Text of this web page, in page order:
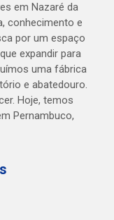
em Nazaré da
conhecimento e
por um espaço
expandir para
uma fábrica
e abatedouro.
Hoje, temos
Pernambuco,